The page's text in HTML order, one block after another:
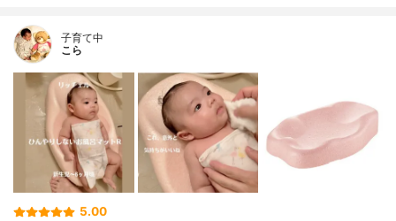
子育て中
こら
5.00